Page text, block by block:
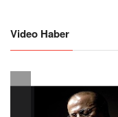
Video Haber